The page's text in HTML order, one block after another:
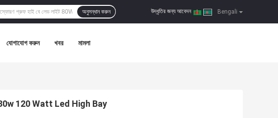
Bengali
উদ্ধৃতির জন্য আবেদন |
অনুসন্ধান করুন
যোগাযোগ করুন খবর মামলা
80w 120 Watt Led High Bay